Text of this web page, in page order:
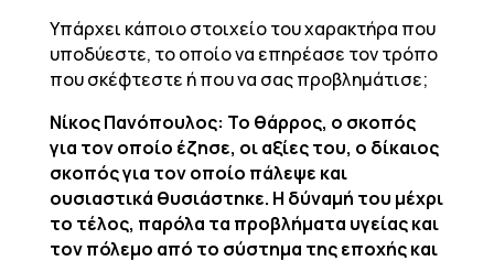
Υπάρχει κάποιο στοιχείο του χαρακτήρα που
υποδύεστε, το οποίο να επηρέασε τον τρόπο
που σκέφτεστε ή που να σας προβλημάτισε;
Νίκος Πανόπουλος: Το θάρρος, ο σκοπός
για τον οποίο έζησε, οι αξίες του, ο δίκαιος
σκοπός για τον οποίο πάλεψε και
ουσιαστικά θυσιάστηκε. Η δύναμή του μέχρι
το τέλος, παρόλα τα προβλήματα υγείας και
τον πόλεμο από το σύστημα της εποχής και